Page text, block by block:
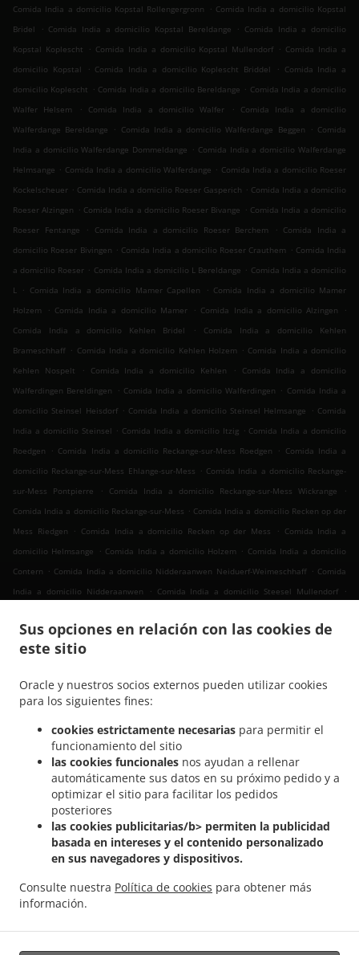
Sus opciones en relación con las cookies de
este sitio
Oracle y nuestros socios externos pueden utilizar cookies
para los siguientes fines:
cookies estrictamente necesarias para permitir el
funcionamiento del sitio
las cookies funcionales nos ayudan a rellenar
automáticamente sus datos en su próximo pedido y a
optimizar el sitio para facilitar los pedidos
posteriores
las cookies publicitarias/b> permiten la publicidad
basada en intereses y el contenido personalizado
en sus navegadores y dispositivos.
Consulte nuestra Política de cookies para obtener más
información.
Comida India a domicilio Kopstal Rollengergronn
. Comida India a domicilio Kopstal
Bridel
. Comida India a domicilio Kopstal Bereldange . Comida India a domicilio
Kopstal Koplescht
. Comida India a domicilio Kopstal Mullendorf . Comida India a
domicilio Kopstal
. Comida India a domicilio Koplescht Briddel . Comida India a
domicilio Koplescht . Comida India a domicilio Bereldange . Comida India a domicilio
Walfer Helsem
. Comida India a domicilio Walfer .
Comida India a domicilio
Walferdange Bereldange
. Comida India a domicilio Walferdange Beggen . Comida
India a domicilio Walferdange Dommeldange . Comida India a domicilio Walferdange
Helmsange . Comida India a domicilio Walferdange . Comida India a domicilio Roeser
Kockelscheuer . Comida India a domicilio Roeser Gasperich . Comida India a domicilio
Roeser Alzingen . Comida India a domicilio Roeser Bivange . Comida India a domicilio
Roeser Fentange
. Comida India a domicilio Roeser Berchem . Comida India a
domicilio Roeser Bivingen . Comida India a domicilio Roeser Crauthem . Comida India
a domicilio Roeser . Comida India a domicilio L Bereldange . Comida India a domicilio
L . Comida India a domicilio Mamer Capellen . Comida India a domicilio Mamer
Holzem
. Comida India a domicilio Mamer . Comida India a domicilio Alzingen
.
Comida India a domicilio Kehlen Bridel
.
Comida India a domicilio Kehlen
Brameschhaff . Comida India a domicilio Kehlen Holzem . Comida India a domicilio
Kehlen Nospelt
. Comida India a domicilio Kehlen .
Comida India a domicilio
Walferdingen Bereldingen
. Comida India a domicilio Walferdingen . Comida India a
domicilio Steinsel Heisdorf . Comida India a domicilio Steinsel Helmsange . Comida
India a domicilio Steinsel . Comida India a domicilio Itzig . Comida India a domicilio
Roedgen
. Comida India a domicilio Reckange-sur-Mess Roedgen . Comida India a
domicilio Reckange-sur-Mess Ehlange-sur-Mess . Comida India a domicilio Reckange-
sur-Mess Pontpierre
. Comida India a domicilio Reckange-sur-Mess Wickrange
.
Comida India a domicilio Reckange-sur-Mess . Comida India a domicilio Recken op der
Mess Riedgen
. Comida India a domicilio Recken op der Mess . Comida India a
domicilio Helmsange
. Comida India a domicilio Holzem . Comida India a domicilio
Contern . Comida India a domicilio Nidderaanwen Neiduerf-Weimeschhaff . Comida
India a domicilio Nidderaanwen
. Comida India a domicilio Steesel Mullendorf
.
domicilio Bettembourg Abweiler
. Comida India a domicilio Bettembourg
Comida
India a domicilio Mondercange Pontpierre
Comida India a domicilio Mullendorf . Comida India a domicilio Heisdorf . Comida
domicilio Bivange . Comida India a domicilio Livange
Comida India a domicilio
Weiler zum Tuer . Comida India a domicilio Weiler-la-Tour Hassel
domicilio Weiler-la-Tour
. Comida India a domicilio Monnerich Steinbrücken
India a domicilio Monnerich . Comida India a domicilio Ehlange-sur-Mess
India a domicilio Kielen
domicilio Findel . Comida India a domicilio Reckingen/Mess Wickringen . Comida India
a domicilio Reckingen/Mess Ehlange-sur-Mess
.
Comida India a domicilio
domicilio Sandweiler Hamm . Comida India a domicilio Sandweiler . Comida India a
domicilio. Ordena comida para llevar